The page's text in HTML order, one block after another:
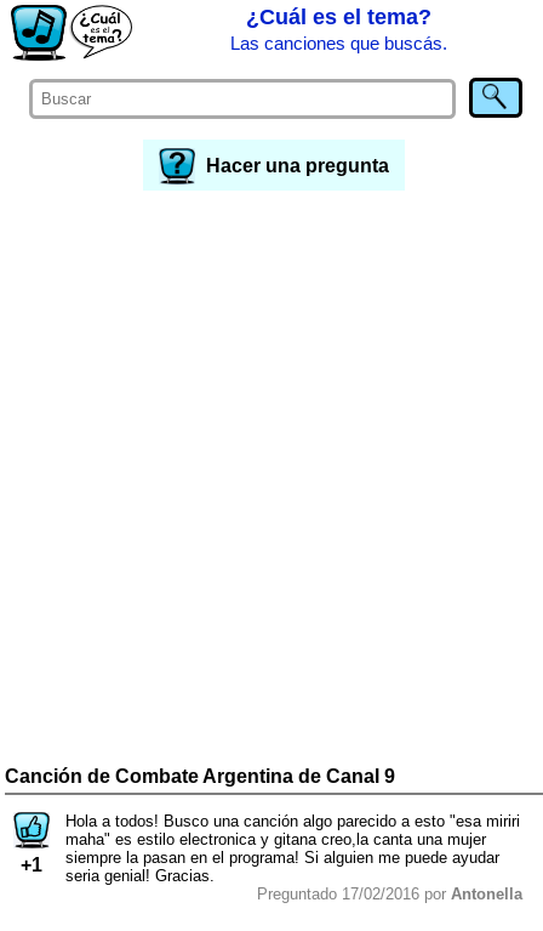
¿Cuál es el tema?
Las canciones que buscás.
Hacer una pregunta
Canción de Combate Argentina de Canal 9
+1
Hola a todos! Busco una canción algo parecido a esto "esa miriri
maha" es estilo electronica y gitana creo,la canta una mujer
siempre la pasan en el programa! Si alguien me puede ayudar
seria genial! Gracias.
Preguntado 17/02/2016 por Antonella